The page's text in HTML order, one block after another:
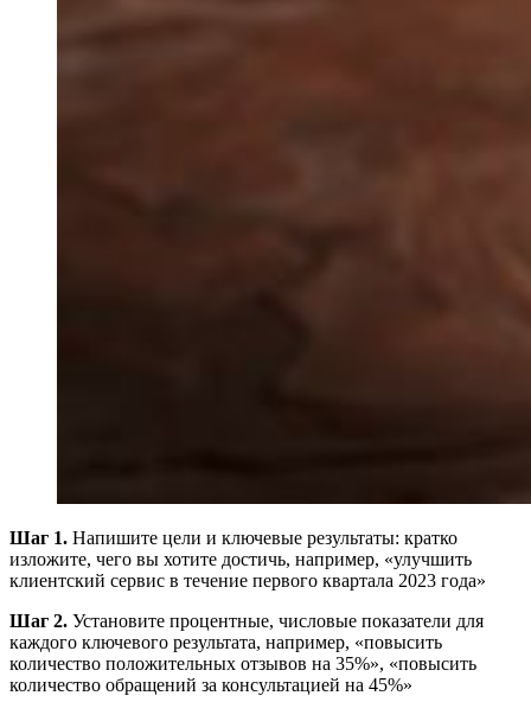
Шаг 1. Напишите цели и ключевые результаты: кратко
изложите, чего вы хотите достичь, например, «улучшить
клиентский сервис в течение первого квартала 2023 года»
Шаг 2. Установите процентные, числовые показатели для
каждого ключевого результата, например, «повысить
количество положительных отзывов на 35%», «повысить
количество обращений за консультацией на 45%»